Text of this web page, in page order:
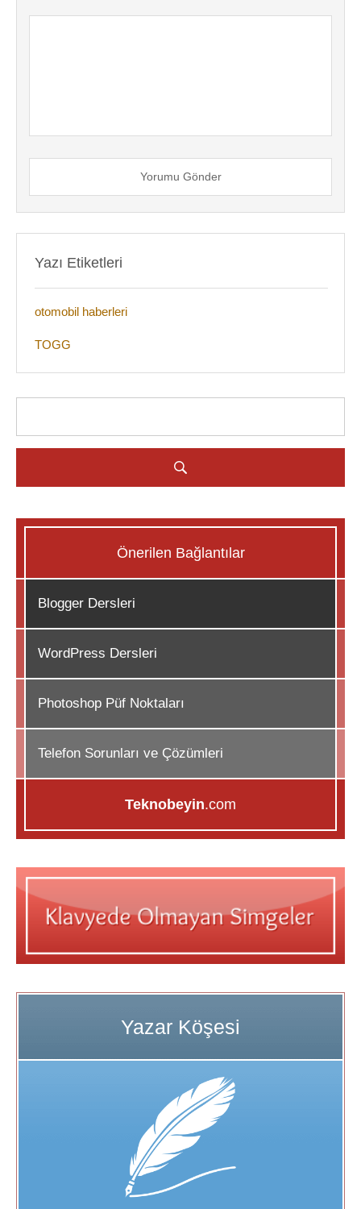
Yorumu Gönder
Yazı Etiketleri
otomobil haberleri
TOGG
Önerilen Bağlantılar
Blogger Dersleri
WordPress Dersleri
Photoshop Püf Noktaları
Telefon Sorunları ve Çözümleri
Teknobeyin.com